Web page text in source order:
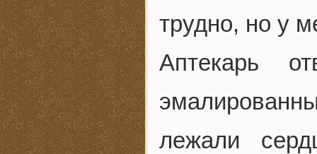
трудно, но у
Аптекарь
лежали